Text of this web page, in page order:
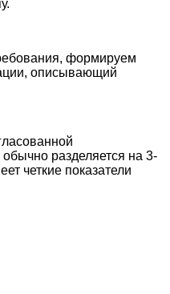
формируем
описывающий
разделяется на 3-
четкие показатели